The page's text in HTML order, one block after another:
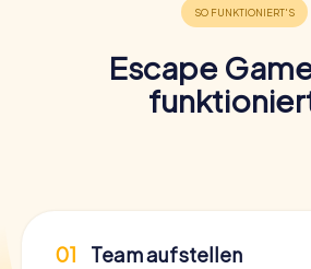
Escape
01 Team aufstellen